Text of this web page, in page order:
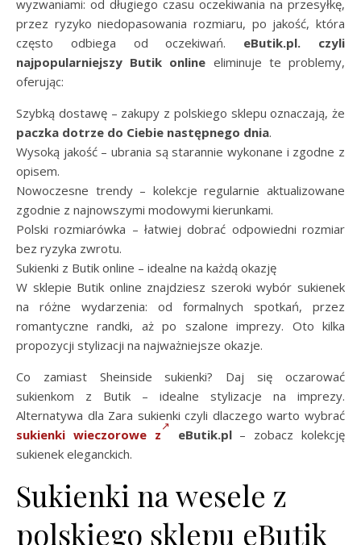
wyzwaniami: od długiego czasu oczekiwania na przesyłkę,
przez ryzyko niedopasowania rozmiaru, po jakość, która
często odbiega od oczekiwań. eButik.pl. czyli
najpopularniejszy Butik online eliminuje te problemy,
oferując:
Szybką dostawę – zakupy z polskiego sklepu oznaczają, że
paczka dotrze do Ciebie następnego dnia.
Wysoką jakość – ubrania są starannie wykonane i zgodne z
opisem.
Nowoczesne trendy – kolekcje regularnie aktualizowane
zgodnie z najnowszymi modowymi kierunkami.
Polski rozmiarówka – łatwiej dobrać odpowiedni rozmiar
bez ryzyka zwrotu.
Sukienki z Butik online – idealne na każdą okazję
W sklepie Butik online znajdziesz szeroki wybór sukienek
na różne wydarzenia: od formalnych spotkań, przez
romantyczne randki, aż po szalone imprezy. Oto kilka
propozycji stylizacji na najważniejsze okazje.
Co zamiast Sheinside sukienki? Daj się oczarować
sukienkom z Butik – idealne stylizacje na imprezy.
Alternatywa dla Zara sukienki czyli dlaczego warto wybrać
sukienki wieczorowe z
eButik.pl– zobacz kolekcję
sukienek eleganckich.
Sukienki na wesele z
polskiego sklepu eButik